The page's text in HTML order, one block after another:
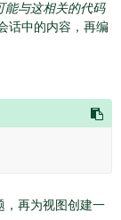
能与这相关的代码
话中的内容，再编
，再为视图创建一